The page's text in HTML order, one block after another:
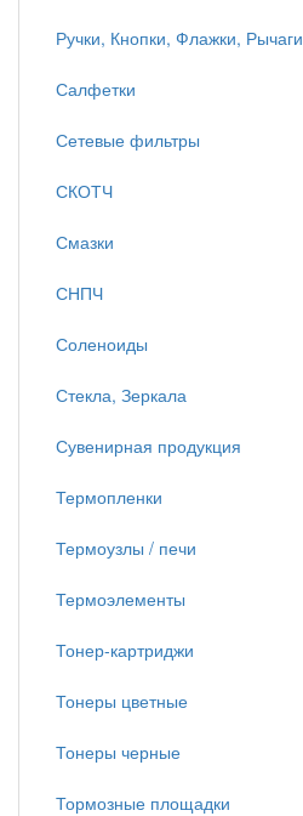
Ручки, Кнопки, Флажки, Рычаги
Салфетки
Сетевые фильтры
СКОТЧ
Смазки
СНПЧ
Соленоиды
Стекла, Зеркала
Сувенирная продукция
Термопленки
Термоузлы / печи
Термоэлементы
Тонер-картриджи
Тонеры цветные
Тонеры черные
Тормозные площадки